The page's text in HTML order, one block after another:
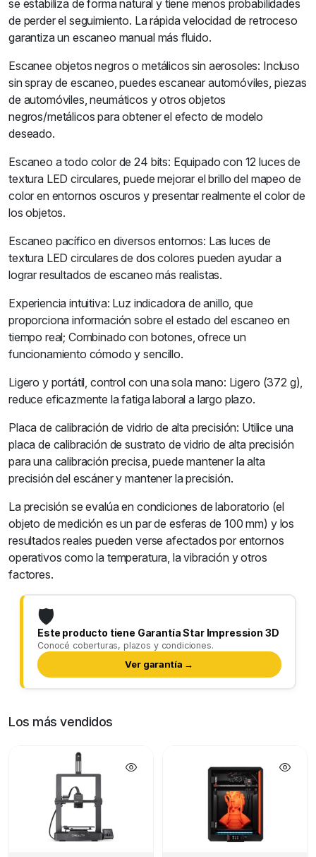
se estabiliza de forma natural y tiene menos probabilidades
de perder el seguimiento. La rápida velocidad de retroceso
garantiza un escaneo manual más fluido.
Escanee objetos negros o metálicos sin aerosoles: Incluso
sin spray de escaneo, puedes escanear automóviles, piezas
de automóviles, neumáticos y otros objetos
negros/metálicos para obtener el efecto de modelo
deseado.
Escaneo a todo color de 24 bits: Equipado con 12 luces de
textura LED circulares, puede mejorar el brillo del mapeo de
color en entornos oscuros y presentar realmente el color de
los objetos.
Escaneo pacífico en diversos entornos: Las luces de
textura LED circulares de dos colores pueden ayudar a
lograr resultados de escaneo más realistas.
Experiencia intuitiva: Luz indicadora de anillo, que
proporciona información sobre el estado del escaneo en
tiempo real; Combinado con botones, ofrece un
funcionamiento cómodo y sencillo.
Ligero y portátil, control con una sola mano: Ligero (372 g),
reduce eficazmente la fatiga laboral a largo plazo.
Placa de calibración de vidrio de alta precisión: Utilice una
placa de calibración de sustrato de vidrio de alta precisión
para una calibración precisa, puede mantener la alta
precisión del escáner y mantener la precisión.
La precisión se evalúa en condiciones de laboratorio (el
objeto de medición es un par de esferas de 100 mm) y los
resultados reales pueden verse afectados por entornos
operativos como la temperatura, la vibración y otros
factores.
🛡️
Este producto tiene Garantía Star Impression 3D
Conocé coberturas, plazos y condiciones.
Ver garantía →
Los más vendidos